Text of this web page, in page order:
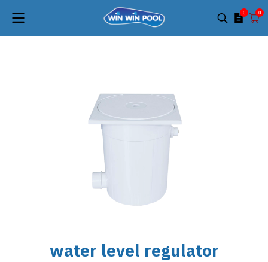
0 0
water level regulator